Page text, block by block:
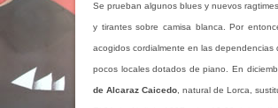
Se prueban algunos blues y nuevos
y tirantes sobre camisa blanca. Por
acogidos cordialmente en las
pocos locales dotados de piano. En
de Alcaraz Caicedo , natural de Lorca,